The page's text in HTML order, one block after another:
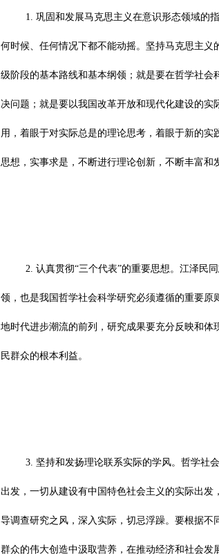
1. 巩固和发展马克思主义在意识形态领域的
何时候、任何情况下都不能动摇。坚持马克思主
级阶段的基本路线和基本纲领；就是要在哲学社
决问题；就是要以我国改革开放和现代化建设的
用，着眼于对实际总是的理论思考，着眼于新的
思想，实事求是，不断进行理论创新，不断丰富和
2. 认真贯彻“三个代表”的重要思想。江泽民
领，也是我国哲学社会科学研究必须遵循的重要
地时代进步潮流的前列，研究成果要充分反映和
民群众的根本利益。
3. 坚持和发扬理论联系实际的学风。哲学社
出发，一切从建设有中国特色社会主义的实际出
导调查研究之风，深入实际，切忌浮躁。要根据
群众的伟大创造中汲取营养，在推动经济和社会